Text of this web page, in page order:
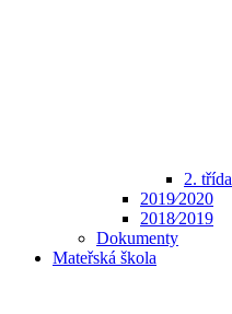
2. třída
2019⁄2020
2018⁄2019
Dokumenty
Mateřská škola